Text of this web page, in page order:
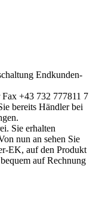
Endkunden-
Fax +43 732 777811 7
bereits Händler bei
Sie erhalten
nun an sehen Sie
EK, auf den Produkt
auf Rechnung